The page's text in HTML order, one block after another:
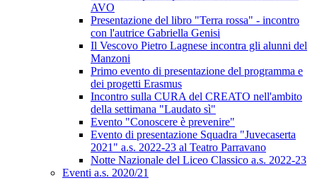
AVO
Presentazione del libro "Terra rossa" - incontro
con l'autrice Gabriella Genisi
Il Vescovo Pietro Lagnese incontra gli alunni del
Manzoni
Primo evento di presentazione del programma e
dei progetti Erasmus
Incontro sulla CURA del CREATO nell'ambito
della settimana "Laudato sì"
Evento "Conoscere è prevenire"
Evento di presentazione Squadra "Juvecaserta
2021" a.s. 2022-23 al Teatro Parravano
Notte Nazionale del Liceo Classico a.s. 2022-23
Eventi a.s. 2020/21